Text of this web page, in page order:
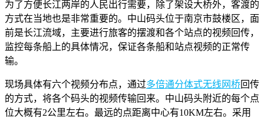
为了方便长江两岸的人民出行需要，除了架设大桥外，客渡的
方式在当地也是非常重要的。中山码头位于南京市鼓楼区，面
前是长江流域，主要进行旅客的摆渡和各个站点的视频回传，
监控每条船上的具体情况，保证各条船和站点视频的正常传
输。
现场具体有六个视频分布点，通过多倍通分体式无线网桥回传
的方式，将各个码头的视频传输回来。中山码头附近的每个点
位大概有2公里左右。最远的点距离中心有10KM左右。采用